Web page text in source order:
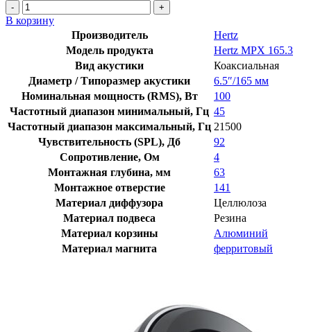
В корзину
Производитель
Hertz
Модель продукта
Hertz MPX 165.3
Вид акустики
Коаксиальная
Диаметр / Типоразмер акустики
6.5″/165 мм
Номинальная мощность (RMS), Вт
100
Частотный диапазон минимальный, Гц 45
Частотный диапазон максимальный, Гц 21500
Чувствительность (SPL), Дб
92
Сопротивление, Ом
4
Монтажная глубина, мм
63
Монтажное отверстие
141
Материал диффузора
Целлюлоза
Материал подвеса
Резина
Материал корзины
Алюминий
Материал магнита
ферритовый